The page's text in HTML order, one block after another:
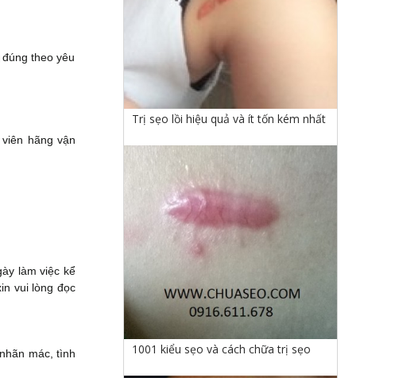
theo yêu
hãng vận
làm việc kể
vui lòng đọc
mác, tình
Trị sẹo lồi hiệu quả và ít tốn kém nhất
1001 kiểu sẹo và cách chữa trị sẹo